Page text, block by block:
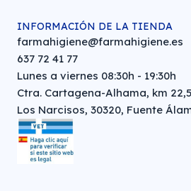
INFORMACIÓN DE LA TIENDA
farmahigiene@farmahigiene.es
637 72 41 77
Lunes a viernes 08:30h - 19:30h
Ctra. Cartagena-Alhama, km
Los Narcisos, 30320, Fuente